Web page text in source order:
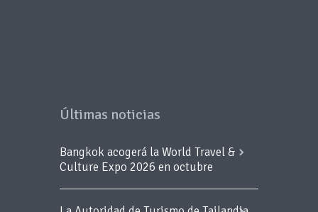
Últimas noticias
Bangkok acogerá la World Travel &
Culture Expo 2026 en octubre